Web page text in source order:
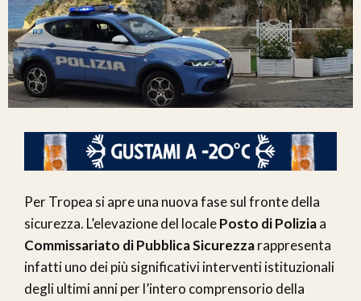
Per Tropea si apre una nuova fase sul fronte della
sicurezza. L’elevazione del localePosto di Poliziaa
Commissariato di Pubblica Sicurezzarappresenta
infatti uno dei più significativi interventi istituzionali
degli ultimi anni per l’intero comprensorio della